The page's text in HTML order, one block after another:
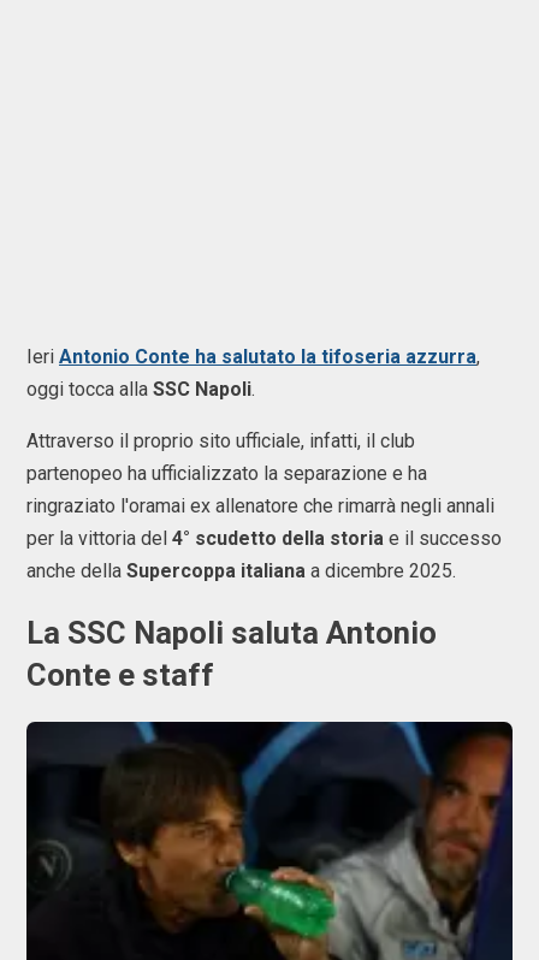
Ieri Antonio Conte ha salutato la tifoseria azzurra,
oggi tocca alla SSC Napoli.
Attraverso il proprio sito ufficiale, infatti, il club
partenopeo ha ufficializzato la separazione e ha
ringraziato l'oramai ex allenatore che rimarrà negli annali
per la vittoria del 4° scudetto della storia e il successo
anche della Supercoppa italiana a dicembre 2025.
La SSC Napoli saluta Antonio
Conte e staff